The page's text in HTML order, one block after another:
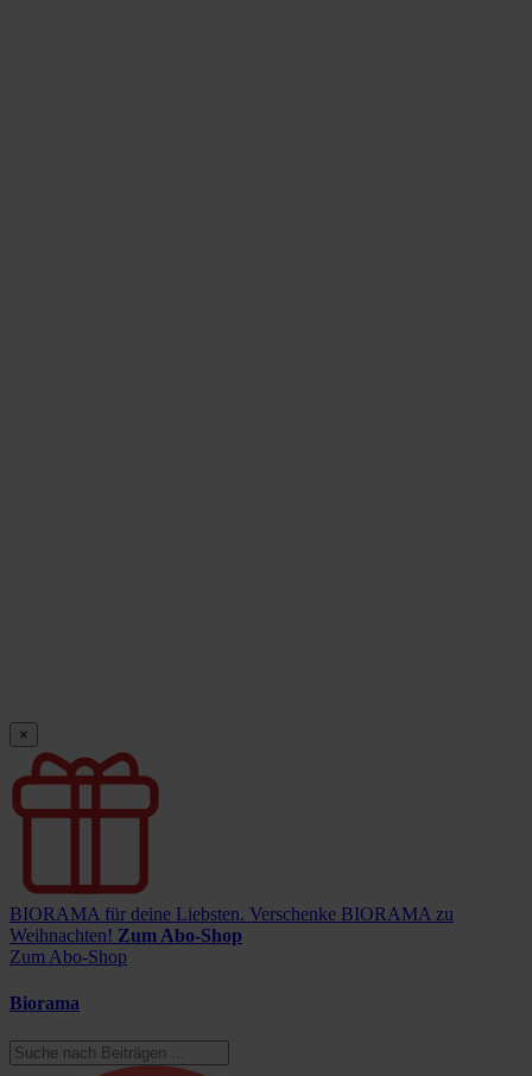
×
BIORAMA für deine Liebsten. Verschenke BIORAMA zu
Weihnachten! Zum Abo-Shop
Zum Abo-Shop
Biorama